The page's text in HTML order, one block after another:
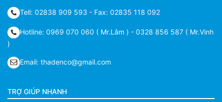
Tell: 02838 909 593 - Fax: 02835 118 092
Hotline: 0969 070 060 ( Mr.Lâm ) - 0328 856 587 ( Mr.Vinh
)
Email: thadenco@gmail.com
TRỢ GIÚP NHANH